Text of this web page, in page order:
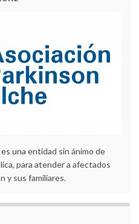
una entidad sin ánimo de
para atender a afectados
y sus familiares.